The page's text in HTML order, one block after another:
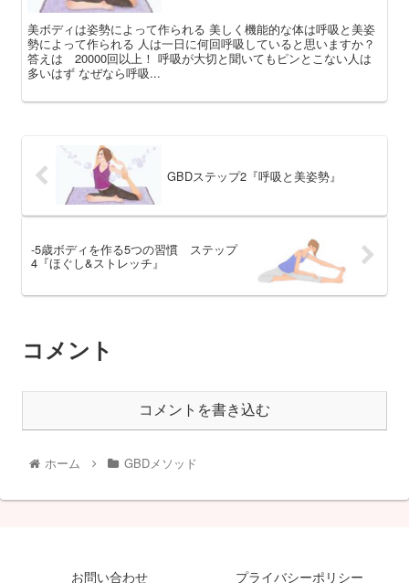
美ボディは姿勢によって作られる 美しく機能的な体は呼吸と美姿
勢によって作られる 人は一日に何回呼吸していると思いますか？
答えは 20000回以上！ 呼吸が大切と聞いてもピンとこない人は
多いはず なぜなら呼吸...
GBDステップ2『呼吸と美姿勢』
-5歳ボディを作る5つの習慣 ステップ
4『ほぐし&ストレッチ』
コメント
コメントを書き込む
ホーム GBDメソッド
お問い合わせ プライバシーポリシー